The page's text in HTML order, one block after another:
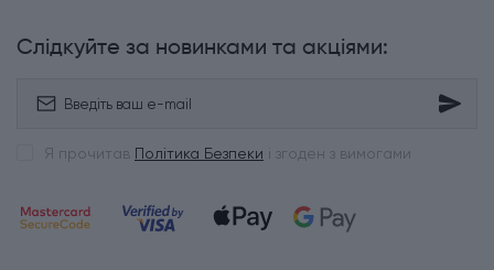
Слідкуйте за новинками та акціями:
Я прочитав Політика Безпеки і згоден з вимогами